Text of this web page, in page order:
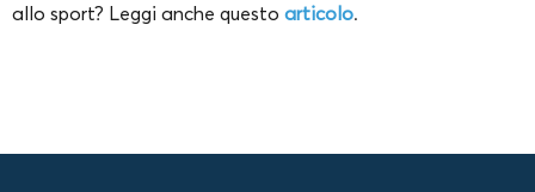
allo sport? Leggi anche questo articolo.